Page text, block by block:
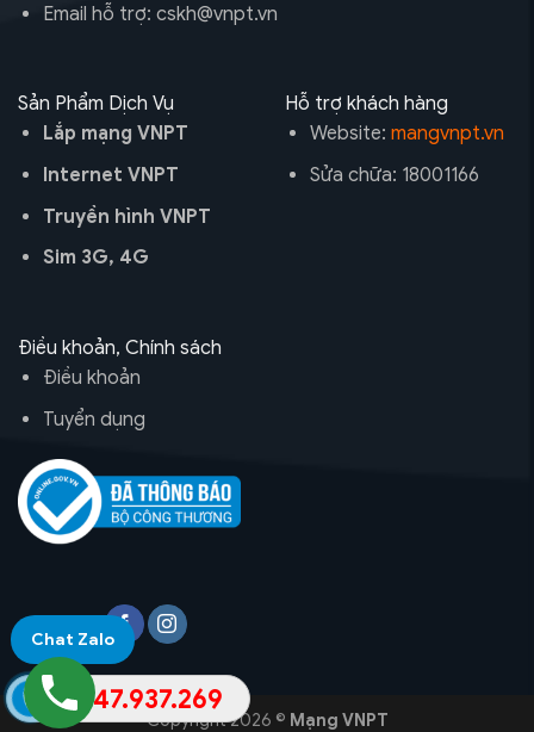
Email hỗ trợ: cskh@vnpt.vn
Sản Phẩm Dịch Vụ
Lắp mạng VNPT
Internet VNPT
Truyền hình VNPT
Sim 3G, 4G
Hỗ trợ khách hàng
Website: mangvnpt.vn
Sửa chữa: 18001166
Điều khoản, Chính sách
Điều khoản
Tuyển dụng
Theo dõi
Copyright 2026 © Mạng VNPT
Chat Zalo
0947.937.269